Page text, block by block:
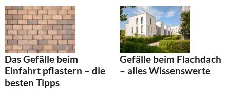
Das Gefälle beim
Einfahrt pflastern – die
besten Tipps
Gefälle beim Flachdach
– alles Wissenswerte